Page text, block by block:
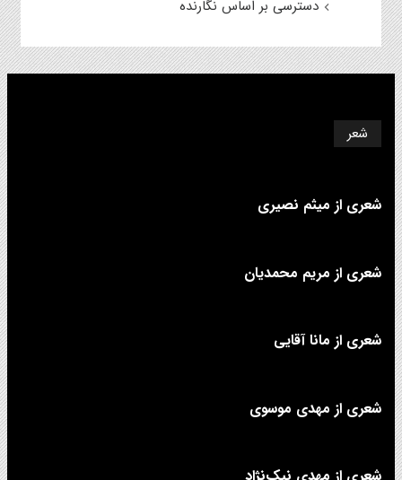
دسترسی بر اساس نگارنده
شعر
شعری از میثم نصیری
شعری از مریم محمدیان
شعری از مانا آقایی
شعری از مهدی موسوی